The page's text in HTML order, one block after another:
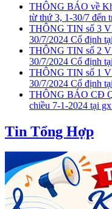
THÔNG BÁO về
từ thứ 3, 1-30/7 đến
THÔNG TIN số 3
30/7/2024 Cố định
THÔNG TIN số 2
30/7/2024 Cố định
THÔNG TIN số 1
30/7/2024 Cố định
THÔNG BÁO CĐ
chiều 7-1-2024 tại
Tin Tổng Hợp